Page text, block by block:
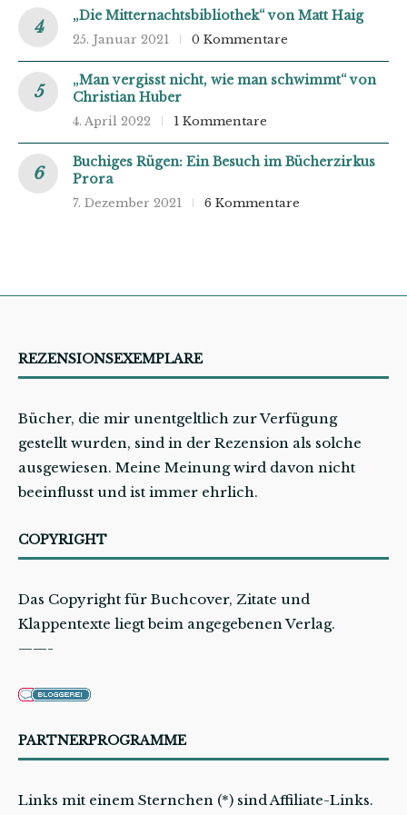
„Die Mitternachtsbibliothek“ von Matt Haig
25. Januar 2021 0 Kommentare
„Man vergisst nicht, wie man schwimmt“ von
Christian Huber
4. April 2022 1 Kommentare
Buchiges Rügen: Ein Besuch im Bücherzirkus
Prora
7. Dezember 2021 6 Kommentare
REZENSIONSEXEMPLARE
Bücher, die mir unentgeltlich zur Verfügung
gestellt wurden, sind in der Rezension als solche
ausgewiesen. Meine Meinung wird davon nicht
beeinflusst und ist immer ehrlich.
COPYRIGHT
Das Copyright für Buchcover, Zitate und
Klappentexte liegt beim angegebenen Verlag.
——-
PARTNERPROGRAMME
Links mit einem Sternchen (*) sind Affiliate-Links.